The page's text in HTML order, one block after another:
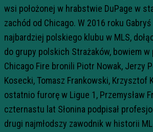
wsi położonej w hrabstwie DuPage w
zachód od Chicago. W 2016 roku
najbardziej polskiego klubu w MLS,
do grupy polskich Strażaków, bowiem w
Chicago Fire bronili Piotr Nowak, Jerzy
Kosecki, Tomasz Frankowski, Krzysztof
ostatnio furorę w Ligue 1, Przemysław
czternastu lat Słonina podpisał
drugi najmłodszy zawodnik w historii